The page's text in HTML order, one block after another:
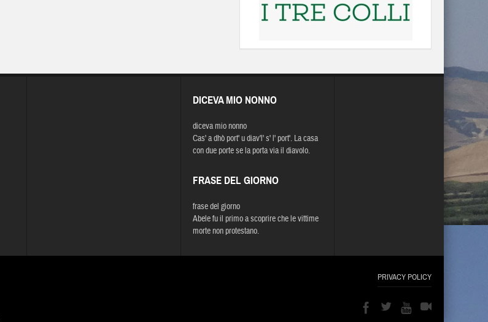
DICEVA MIO NONNO
diceva mio nonno
Cas' a dhò port' u diav'l' s' l' port'. La casa
con due porte se la porta via il diavolo.
FRASE DEL GIORNO
frase del giorno
Abele fu il primo a scoprire che le vittime
morte non protestano.
PRIVACY POLICY